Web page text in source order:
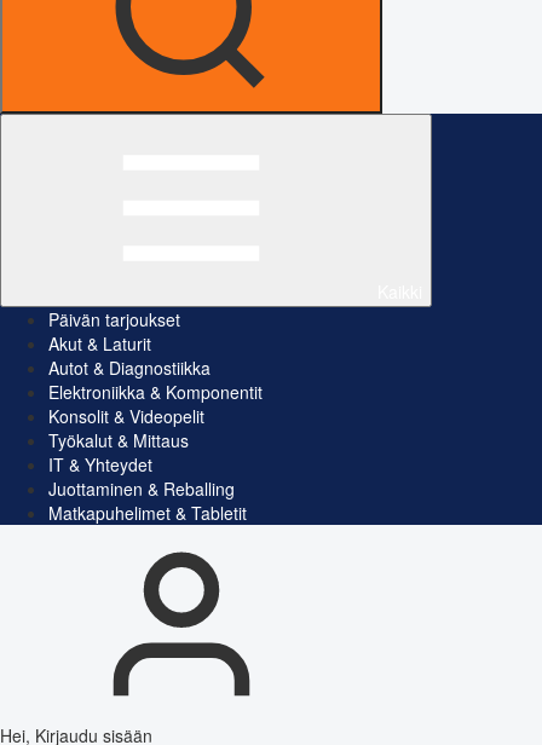
Päivän tarjoukset
Akut & Laturit
Autot & Diagnostiikka
Elektroniikka & Komponentit
Konsolit & Videopelit
Työkalut & Mittaus
IT & Yhteydet
Juottaminen & Reballing
Matkapuhelimet & Tabletit
Hei, Kirjaudu sisään